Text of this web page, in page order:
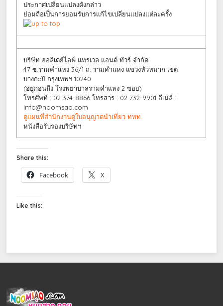
ประกาศเปลี่ยนแปลงดังกล่าว
ย่อมถือเป็นการยอมรับการแก้ไขเปลี่ยนแปลงแต่ละครั้ง
บริษัท ฮอลิเดย์ไลฟ์ แทรเวล แอนด์ ทัวร์ จำกัด
47 ซ.รามคำแหง 36/1 ถ. รามคำแหง แขวงหัวหมาก เขต
บางกะปิ กรุงเทพฯ 10240
(อยู่ก่อนถึง โรงพยาบาลรามคำแหง 2 ซอย)
โทรศัพท์ : 02 374-8866 โทรสาร : 02 732-9901 อีเมล์ : :
info@noomsao.com
ดูแผนที่สำนักงานดูใบอนุญาตนำเที่ยว ททท.
หนังสือรับรองบริษัทฯ
Share this:
Facebook X
Like this: